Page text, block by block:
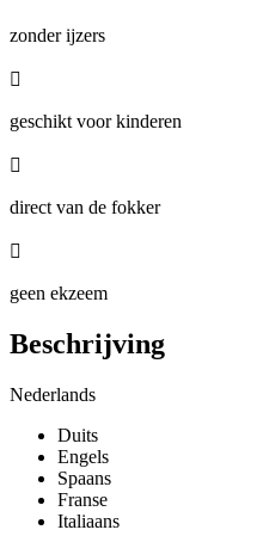
zonder ijzers

geschikt voor kinderen

direct van de fokker

geen ekzeem
Beschrijving
Nederlands
Duits
Engels
Spaans
Franse
Italiaans